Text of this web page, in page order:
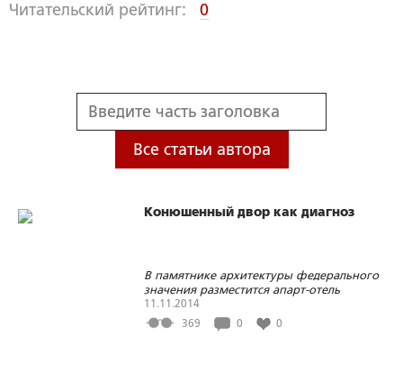
Читательский рейтинг: 0
Все статьи автора
Конюшенный двор как диагноз
В памятнике архитектуры федерального
значения разместится апарт-отель
11.11.2014
369
0 0